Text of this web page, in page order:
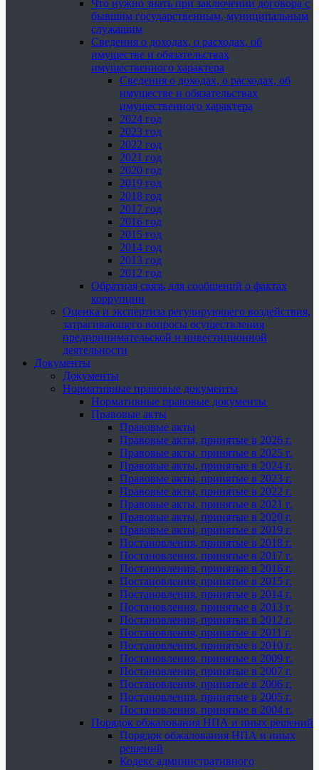
Что нужно знать при заключении договора с
бывшим государственным, муниципальным
служащим
Сведения о доходах, о расходах, об
имуществе и обязательствах
имущественного характера
Сведения о доходах, о расходах, об
имуществе и обязательствах
имущественного характера
2024 год
2023 год
2022 год
2021 год
2020 год
2019 год
2018 год
2017 год
2016 год
2015 год
2014 год
2013 год
2012 год
Обратная связь для сообщений о фактах
коррупции
Оценка и экспертиза регулирующего воздействия,
затрагивающего вопросы осуществления
предпринимательской и инвестиционной
деятельности
Документы
Документы
Нормативные правовые документы
Нормативные правовые документы
Правовые акты
Правовые акты
Правовые акты, принятые в 2026 г.
Правовые акты, принятые в 2025 г.
Правовые акты, принятые в 2024 г.
Правовые акты, принятые в 2023 г.
Правовые акты, принятые в 2022 г.
Правовые акты, принятые в 2021 г.
Правовые акты, принятые в 2020 г.
Правовые акты, принятые в 2019 г.
Постановления, принятые в 2018 г.
Постановления, принятые в 2017 г.
Постановления, принятые в 2016 г.
Постановления, принятые в 2015 г.
Постановления, принятые в 2014 г.
Постановления, принятые в 2013 г.
Постановления, принятые в 2012 г.
Постановления, принятые в 2011 г.
Постановления, принятые в 2010 г.
Постановления, принятые в 2009 г.
Постановления, принятые в 2007 г.
Постановления, принятые в 2006 г.
Постановления, принятые в 2005 г.
Постановления, принятые в 2004 г.
Порядок обжалования НПА и иных решений
Порядок обжалования НПА и иных
решений
Кодекс административного